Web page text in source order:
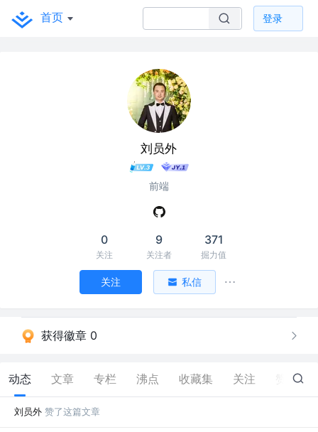
首页 登录
刘员外
前端
0
关注
9
关注者
371
掘力值
关注 私信
获得徽章 0
动态 文章 专栏 沸点 收藏集 关注 3
刘员外 赞了这篇文章